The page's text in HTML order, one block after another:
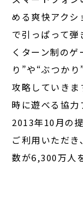
める爽快アクシ
で引っぱって
くターン制の
り”や“ぶつか
攻略していきま
時に遊べる協力
2013年10月の
ご利用いただ
数が6,300万人